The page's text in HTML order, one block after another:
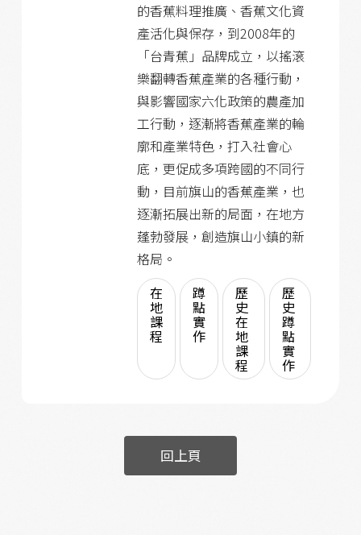
的香蕉料理推廣、香蕉文化資
產活化與保存，到2008年的
「台青蕉」品牌成立，以搖滾
樂翻轉香蕉產業的各種行動，
與影響國家六化政策的農產加
工行動，逐漸將香蕉產業的輪
廓和產業特色，打入社會心
底，更促成多項跨國的不同行
動，目前旗山的香蕉產業，也
逐漸拓展出新的局面，在地方
蓬勃發展，創造旗山小鎮的新
格局。
在
地
課
程
蹲
點
實
作
歷
史
在
地
課
程
歷
史
蹲
點
實
作
回上頁